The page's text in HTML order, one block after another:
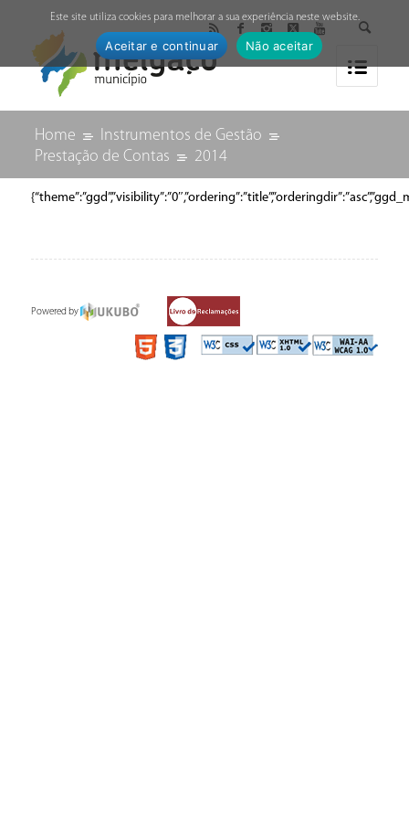
Home
Instrumentos de Gestão
Prestação de Contas
2014
Powered by
Este site utiliza cookies para melhorar a sua experiência neste website.
Aceitar e continuar Não aceitar